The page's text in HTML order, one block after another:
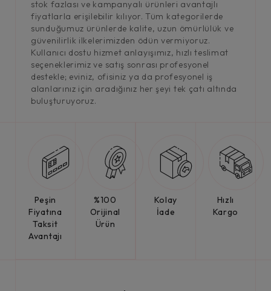
stok fazlası ve kampanyalı ürünleri avantajlı
fiyatlarla erişilebilir kılıyor. Tüm kategorilerde
sunduğumuz ürünlerde kalite, uzun ömürlülük ve
güvenilirlik ilkelerimizden ödün vermiyoruz.
Kullanıcı dostu hizmet anlayışımız, hızlı teslimat
seçeneklerimiz ve satış sonrası profesyonel
destekle; eviniz, ofisiniz ya da profesyonel iş
alanlarınız için aradığınız her şeyi tek çatı altında
buluşturuyoruz.
Peşin
Fiyatına
Taksit
Avantajı
%100
Orijinal
Ürün
Kolay
İade
Hızlı
Kargo